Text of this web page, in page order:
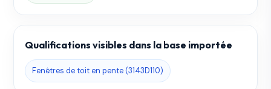
Qualifications visibles dans la base importée
Fenêtres de toit en pente (3143D110)